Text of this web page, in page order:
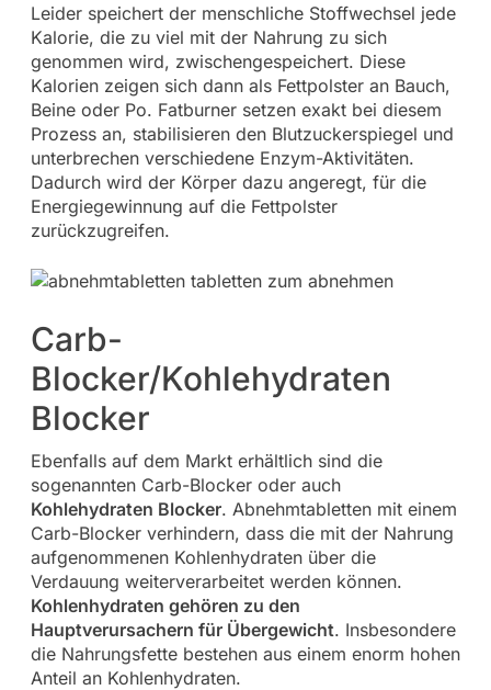
Leider speichert der menschliche Stoffwechsel jede
Kalorie, die zu viel mit der Nahrung zu sich
genommen wird, zwischengespeichert. Diese
Kalorien zeigen sich dann als Fettpolster an Bauch,
Beine oder Po. Fatburner setzen exakt bei diesem
Prozess an, stabilisieren den Blutzuckerspiegel und
unterbrechen verschiedene Enzym-Aktivitäten.
Dadurch wird der Körper dazu angeregt, für die
Energiegewinnung auf die Fettpolster
zurückzugreifen.
Carb-
Blocker/Kohlehydraten
Blocker
Ebenfalls auf dem Markt erhältlich sind die
sogenannten Carb-Blocker oder auch
Kohlehydraten Blocker. Abnehmtabletten mit einem
Carb-Blocker verhindern, dass die mit der Nahrung
aufgenommenen Kohlenhydraten über die
Verdauung weiterverarbeitet werden können.
Kohlenhydraten gehören zu den
Hauptverursachern für Übergewicht. Insbesondere
die Nahrungsfette bestehen aus einem enorm hohen
Anteil an Kohlenhydraten.